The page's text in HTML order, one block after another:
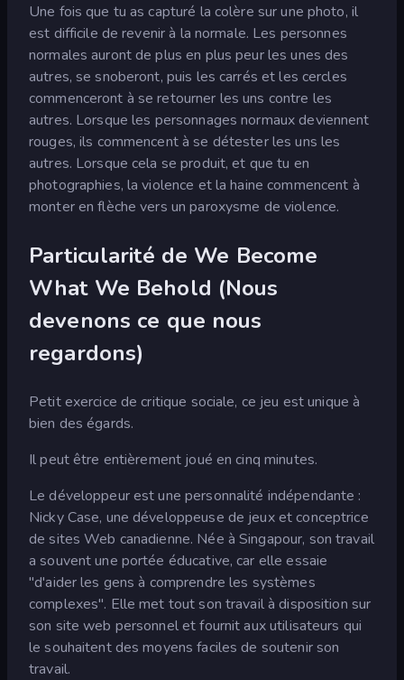
Une fois que tu as capturé la colère sur une photo, il
est difficile de revenir à la normale. Les personnes
normales auront de plus en plus peur les unes des
autres, se snoberont, puis les carrés et les cercles
commenceront à se retourner les uns contre les
autres. Lorsque les personnages normaux deviennent
rouges, ils commencent à se détester les uns les
autres. Lorsque cela se produit, et que tu en
photographies, la violence et la haine commencent à
monter en flèche vers un paroxysme de violence.
Particularité de We Become
What We Behold (Nous
devenons ce que nous
regardons)
Petit exercice de critique sociale, ce jeu est unique à
bien des égards.
Il peut être entièrement joué en cinq minutes.
Le développeur est une personnalité indépendante :
Nicky Case, une développeuse de jeux et conceptrice
de sites Web canadienne. Née à Singapour, son travail
a souvent une portée éducative, car elle essaie
"d'aider les gens à comprendre les systèmes
complexes". Elle met tout son travail à disposition sur
son site web personnel et fournit aux utilisateurs qui
le souhaitent des moyens faciles de soutenir son
travail.